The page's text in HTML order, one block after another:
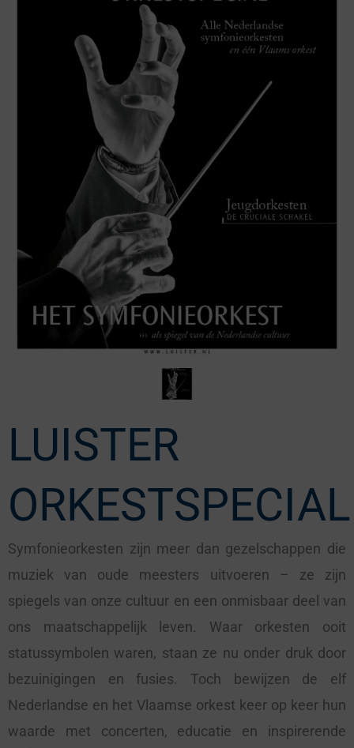
LUISTER
ORKESTSPECIAL
Symfonieorkesten zijn meer dan gezelschappen die
muziek van oude meesters uitvoeren – ze zijn
spiegels van onze cultuur en een onmisbaar deel van
ons maatschappelijk leven. Waar orkesten ooit
statussymbolen waren, staan ze nu onder druk door
bezuinigingen en fusies. Toch bewijzen de elf
Nederlandse en het Vlaamse orkest keer op keer hun
waarde met concerten, educatie en inspirerende